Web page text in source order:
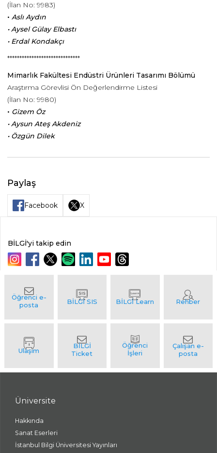
(İlan No: 9983)
• Aslı Aydın
• Aysel Gülay Elbastı
• Erdal Kondakçı
******************************
Mimarlık Fakültesi Endüstri Ürünleri Tasarımı Bölümü
Araştırma Görevlisi Ön Değerlendirme Listesi
(İlan No: 9980)
• Gizem Öz
• Aysun Ateş Akdeniz
• Özgün Dilek
Paylaş
Facebook X
BİLGİ'yi takip edin
Üniversite
Hakkında
Sanat Eserleri
İstanbul Bilgi Üniversitesi Yayınları